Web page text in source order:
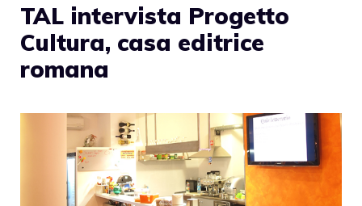
TAL intervista Progetto
Cultura, casa editrice
romana